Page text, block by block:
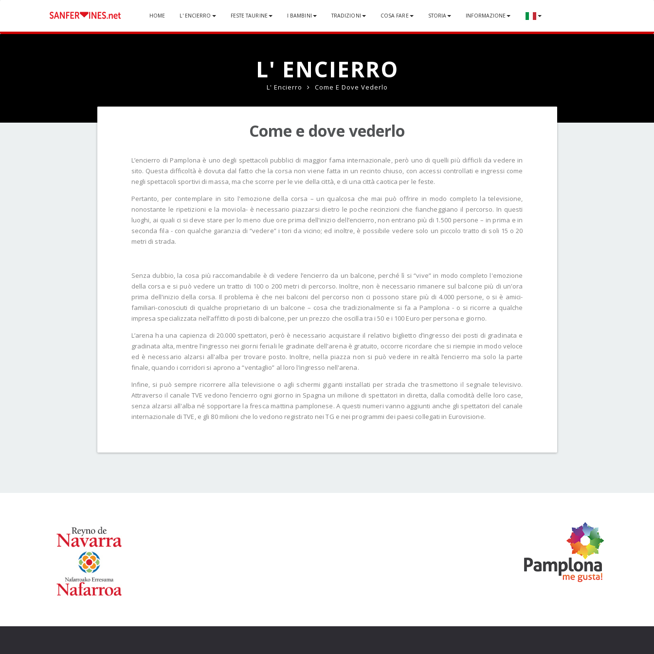
HOME L' ENCIERRO FESTE TAURINE I BAMBINI TRADIZIONI COSA FARE STORIA INFORMAZIONE
L' ENCIERRO
L' Encierro Come E Dove Vederlo
Come e dove vederlo
L’encierro di Pamplona è uno degli spettacoli pubblici di maggior fama internazionale, però uno di quelli più difficili da vedere in
sito. Questa difficoltà è dovuta dal fatto che la corsa non viene fatta in un recinto chiuso, con accessi controllati e ingressi come
negli spettacoli sportivi di massa, ma che scorre per le vie della città, e di una città caotica per le feste.
Pertanto, per contemplare in sito l'emozione della corsa – un qualcosa che mai può offrire in modo completo la televisione,
nonostante le ripetizioni e la moviola- è necessario piazzarsi dietro le poche recinzioni che fiancheggiano il percorso. In questi
luoghi, ai quali ci si deve stare per lo meno due ore prima dell'inizio dell’encierro, non entrano più di 1.500 persone – in prima e in
seconda fila - con qualche garanzia di “vedere” i tori da vicino; ed inoltre, è possibile vedere solo un piccolo tratto di soli 15 o 20
metri di strada.
Senza dubbio, la cosa più raccomandabile è di vedere l’encierro da un balcone, perché lì si “vive” in modo completo l'emozione
della corsa e si può vedere un tratto di 100 o 200 metri di percorso. Inoltre, non è necessario rimanere sul balcone più di un'ora
prima dell'inizio della corsa. Il problema è che nei balconi del percorso non ci possono stare più di 4.000 persone, o si è amici-
familiari-conosciuti di qualche proprietario di un balcone – cosa che tradizionalmente si fa a Pamplona - o si ricorre a qualche
impresa specializzata nell’affitto di posti di balcone, per un prezzo che oscilla tra i 50 e i 100 Euro per persona e giorno.
L’arena ha una capienza di 20.000 spettatori, però è necessario acquistare il relativo biglietto d’ingresso dei posti di gradinata e
gradinata alta, mentre l’ingresso nei giorni feriali le gradinate dell'arena è gratuito, occorre ricordare che si riempie in modo veloce
ed è necessario alzarsi all'alba per trovare posto. Inoltre, nella piazza non si può vedere in realtà l’encierro ma solo la parte
finale, quando i corridori si aprono a “ventaglio” al loro l’ingresso nell'arena.
Infine, si può sempre ricorrere alla televisione o agli schermi giganti installati per strada che trasmettono il segnale televisivo.
Attraverso il canale TVE vedono l’encierro ogni giorno in Spagna un milione di spettatori in diretta, dalla comodità delle loro case,
senza alzarsi all'alba né sopportare la fresca mattina pamplonese. A questi numeri vanno aggiunti anche gli spettatori del canale
internazionale di TVE, e gli 80 milioni che lo vedono registrato nei TG e nei programmi dei paesi collegati in Eurovisione.